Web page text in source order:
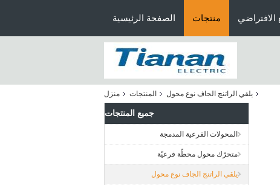
الصفحة الرئيسية منتجات
منزل المنتجات يلقي الراتنج الجاف نوع محول
جميع المنتجات
المحولات الفرعية المدمجة
متحرّك محول محطّة فرعيّة
يلقي الراتنج الجاف نوع محول